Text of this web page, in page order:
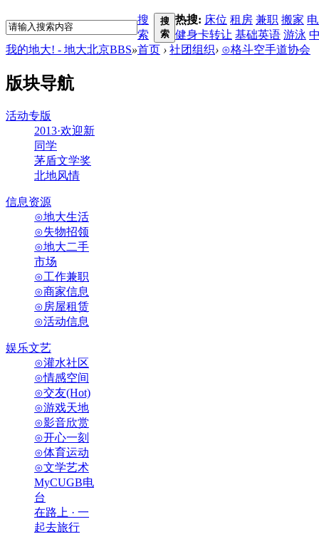
搜
索
搜
索
热搜: 床位 租房 兼职 搬家
健身卡转让 基础英语 游泳
我的地大! - 地大北京BBS»首页 › 社团组织› ⊙格斗空手道协会
版块导航
活动专版
2013·欢迎新
同学
茅盾文学奖
北地风情
信息资源
⊙地大生活
⊙失物招领
⊙地大二手
市场
⊙工作兼职
⊙商家信息
⊙房屋租赁
⊙活动信息
娱乐文艺
⊙灌水社区
⊙情感空间
⊙交友(Hot)
⊙游戏天地
⊙影音欣赏
⊙开心一刻
⊙体育运动
⊙文学艺术
MyCUGB电
台
在路上 · 一
起去旅行